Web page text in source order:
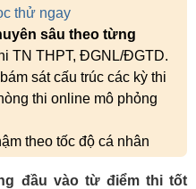
thử ngay
sâu theo từng
TN THPT, ĐGNL/ĐGTD.
sát cấu trúc các kỳ thi
thi online mô phỏng
theo tốc độ cá nhân
đầu vào từ điểm thi tốt